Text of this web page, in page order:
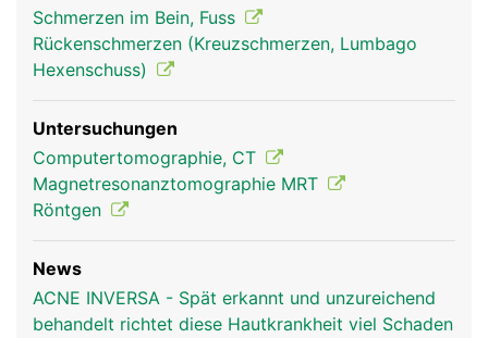
Schmerzen im Bein, Fuss
Rückenschmerzen (Kreuzschmerzen, Lumbago
Hexenschuss)
Untersuchungen
Computertomographie, CT
Magnetresonanztomographie MRT
Röntgen
News
ACNE INVERSA - Spät erkannt und unzureichend
behandelt richtet diese Hautkrankheit viel Schaden